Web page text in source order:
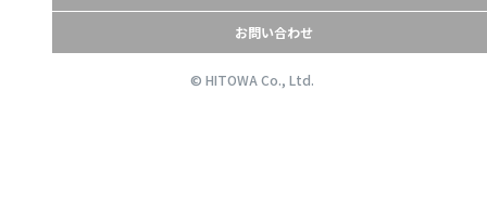
お問い合わせ
© HITOWA Co., Ltd.